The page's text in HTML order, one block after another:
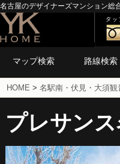
名古屋のデザイナーズマンション総
マップ検索 路線検索
HOME >名駅南・伏見・大須観
プレサン